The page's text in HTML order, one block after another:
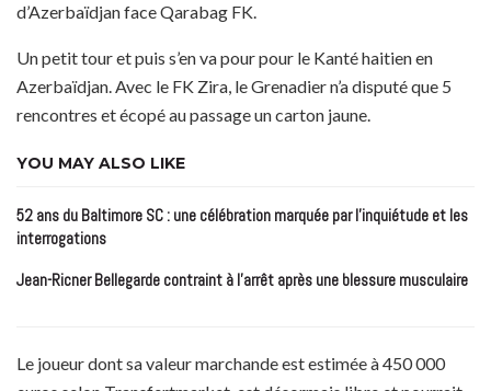
d’Azerbaïdjan face Qarabag FK.
Un petit tour et puis s’en va pour pour le Kanté haitien en
Azerbaïdjan. Avec le FK Zira, le Grenadier n’a disputé que 5
rencontres et écopé au passage un carton jaune.
YOU MAY ALSO LIKE
52 ans du Baltimore SC : une célébration marquée par l’inquiétude et les
interrogations
Jean-Ricner Bellegarde contraint à l’arrêt après une blessure musculaire
Le joueur dont sa valeur marchande est estimée à 450 000